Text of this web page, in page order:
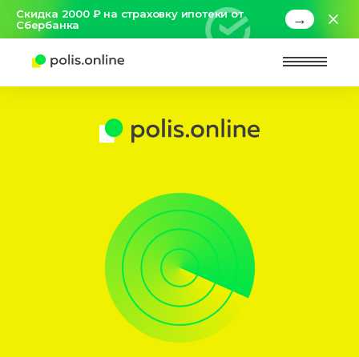
Скидка 2000 ₽ на страховку ипотеки от
Сбербанка
→